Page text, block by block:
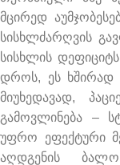
მცირედ
სისხლძარღვის
სისხლის
დროს, ეს ხშირად
მიუხედავად,
გამოვლინება –
უფრო ეფექტური
აღდგენის